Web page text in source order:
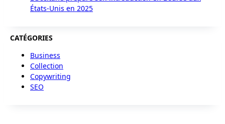
États-Unis en 2025
CATÉGORIES
Business
Collection
Copywriting
SEO